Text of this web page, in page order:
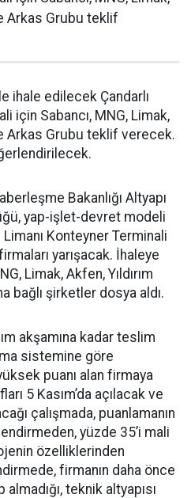
Arkas Grubu teklif
ihale edilecek Çandarlı
için Sabancı, MNG, Limak,
Arkas Grubu teklif verecek.
Bakanlığı Altyapı
yap-işlet-devret modeli
Konteyner Terminali
yarışacak. İhaleye
Limak, Akfen, Yıldırım
bağlı şirketler dosya aldı.
akşamına kadar teslim
sistemine göre
puanı alan firmaya
5 Kasım’da açılacak ve
çalışmada, puanlamanın
yüzde 35’i mali
özelliklerinden
firmanın daha önce
teknik altyapısı